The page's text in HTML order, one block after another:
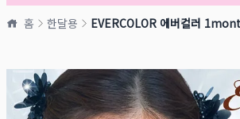
홈 한달용